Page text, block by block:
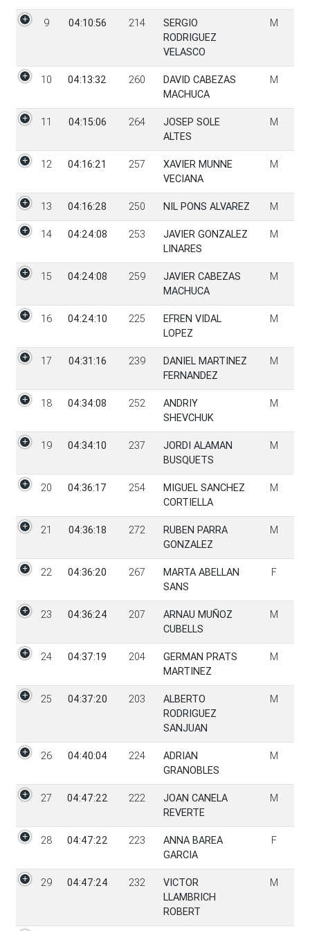
9 04:10:56 214
SERGIO
RODRIGUEZ
VELASCO
M
10 04:13:32 260
DAVID CABEZAS
MACHUCA
M
11 04:15:06 264
JOSEP SOLE
ALTES
M
12 04:16:21 257
XAVIER MUNNE
VECIANA
M
13 04:16:28 250 NIL PONS ALVAREZ M
14 04:24:08 253
JAVIER GONZALEZ
LINARES
M
15 04:24:08 259
JAVIER CABEZAS
MACHUCA
M
16 04:24:10 225
EFREN VIDAL
LOPEZ
M
17 04:31:16 239
DANIEL MARTINEZ
FERNANDEZ
M
18 04:34:08 252
ANDRIY
SHEVCHUK
M
19 04:34:10 237
JORDI ALAMAN
BUSQUETS
M
20 04:36:17 254
MIGUEL SANCHEZ
CORTIELLA
M
21 04:36:18 272
RUBEN PARRA
GONZALEZ
M
22 04:36:20 267
MARTA ABELLAN
SANS
F
23 04:36:24 207
ARNAU MUÑOZ
CUBELLS
M
24 04:37:19 204
GERMAN PRATS
MARTINEZ
M
25 04:37:20 203
ALBERTO
RODRIGUEZ
SANJUAN
M
26 04:40:04 224
ADRIAN
GRANOBLES
M
27 04:47:22 222
JOAN CANELA
REVERTE
M
28 04:47:22 223
ANNA BAREA
GARCIA
F
29 04:47:24 232
VICTOR
LLAMBRICH
ROBERT
M